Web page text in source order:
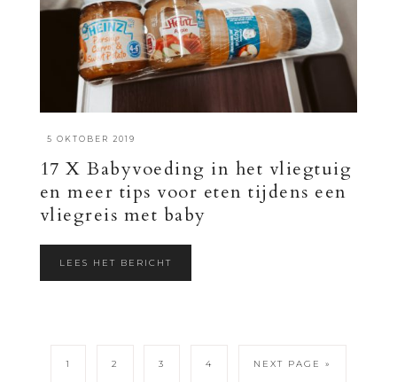
5 OKTOBER 2019
17 X Babyvoeding in het vliegtuig
en meer tips voor eten tijdens een
vliegreis met baby
LEES HET BERICHT
1 2 3 4 NEXT PAGE »